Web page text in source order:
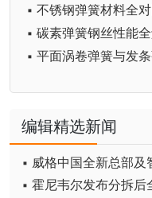
编辑精选新闻
▪ 威格中国全新总部及